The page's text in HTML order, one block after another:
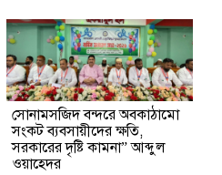
সোনামসজিদ বন্দরে অবকাঠামো
সংকট ব্যবসায়ীদের ক্ষতি,
সরকারের দৃষ্টি কামনা” আব্দুল
ওয়াহেদর